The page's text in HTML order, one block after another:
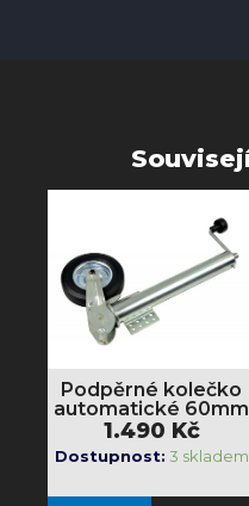
Podpěrné kolečko
automatické 60mm
1.490 Kč
Dostupnost: 3 skladem